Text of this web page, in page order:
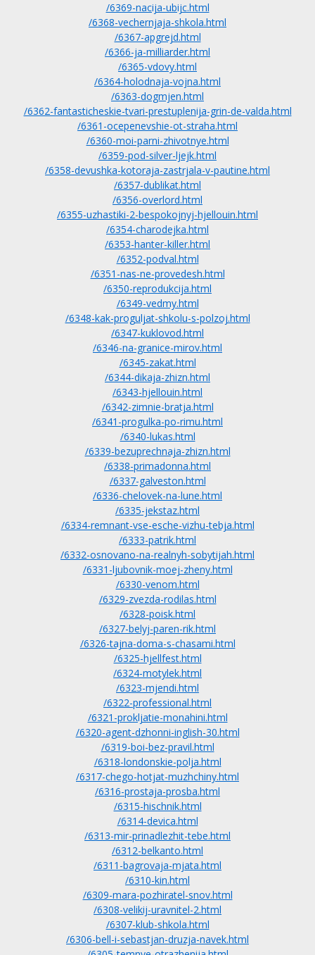
/6369-nacija-ubijc.html
/6368-vechernjaja-shkola.html
/6367-apgrejd.html
/6366-ja-milliarder.html
/6365-vdovy.html
/6364-holodnaja-vojna.html
/6363-dogmjen.html
/6362-fantasticheskie-tvari-prestuplenija-grin-de-valda.html
/6361-ocepenevshie-ot-straha.html
/6360-moi-parni-zhivotnye.html
/6359-pod-silver-ljejk.html
/6358-devushka-kotoraja-zastrjala-v-pautine.html
/6357-dublikat.html
/6356-overlord.html
/6355-uzhastiki-2-bespokojnyj-hjellouin.html
/6354-charodejka.html
/6353-hanter-killer.html
/6352-podval.html
/6351-nas-ne-provedesh.html
/6350-reprodukcija.html
/6349-vedmy.html
/6348-kak-proguljat-shkolu-s-polzoj.html
/6347-kuklovod.html
/6346-na-granice-mirov.html
/6345-zakat.html
/6344-dikaja-zhizn.html
/6343-hjellouin.html
/6342-zimnie-bratja.html
/6341-progulka-po-rimu.html
/6340-lukas.html
/6339-bezuprechnaja-zhizn.html
/6338-primadonna.html
/6337-galveston.html
/6336-chelovek-na-lune.html
/6335-jekstaz.html
/6334-remnant-vse-esche-vizhu-tebja.html
/6333-patrik.html
/6332-osnovano-na-realnyh-sobytijah.html
/6331-ljubovnik-moej-zheny.html
/6330-venom.html
/6329-zvezda-rodilas.html
/6328-poisk.html
/6327-belyj-paren-rik.html
/6326-tajna-doma-s-chasami.html
/6325-hjellfest.html
/6324-motylek.html
/6323-mjendi.html
/6322-professional.html
/6321-prokljatie-monahini.html
/6320-agent-dzhonni-inglish-30.html
/6319-boi-bez-pravil.html
/6318-londonskie-polja.html
/6317-chego-hotjat-muzhchiny.html
/6316-prostaja-prosba.html
/6315-hischnik.html
/6314-devica.html
/6313-mir-prinadlezhit-tebe.html
/6312-belkanto.html
/6311-bagrovaja-mjata.html
/6310-kin.html
/6309-mara-pozhiratel-snov.html
/6308-velikij-uravnitel-2.html
/6307-klub-shkola.html
/6306-bell-i-sebastjan-druzja-navek.html